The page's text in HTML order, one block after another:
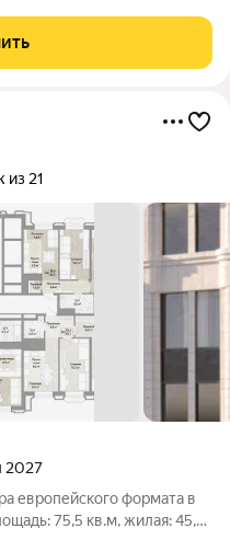
находится в пешей
из 21
2027
европейского формата в
75,5 кв.м, жилая: 45,6